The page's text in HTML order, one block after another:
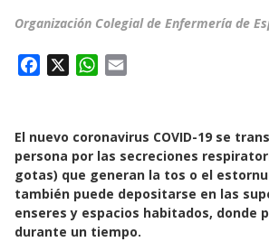
Organización Colegial de Enfermería de
e
b
o
o
k
W
t
s
A
p
p
i
l
El nuevo coronavirus COVID-19 se
persona por las secreciones
gotas) que generan la tos o el
también puede depositarse en las
enseres y espacios habitados, donde
durante un tiempo.